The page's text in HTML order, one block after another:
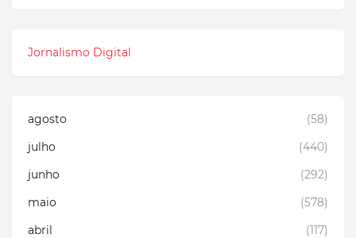
Jornalismo Digital
agosto
(58)
julho
(440)
junho
(292)
maio
(578)
abril
(117)